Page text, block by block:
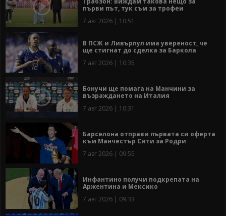
първи път, тук съм за трофеи
7 авг 2026 | 10:51
В ПСЖ и Ливърпул има увереност, че
ще стигнат до сделка за Баркола
7 авг 2026 | 10:35
Бонучи ще помага на Манчини за
възраждането на Италия
7 авг 2026 | 10:31
Барселона отправи първата си оферта
към Манчестър Сити за Родри
7 авг 2026 | 09:55
Инфантино получи подкрепата на
Аржентина и Мексико
7 авг 2026 | 09:33